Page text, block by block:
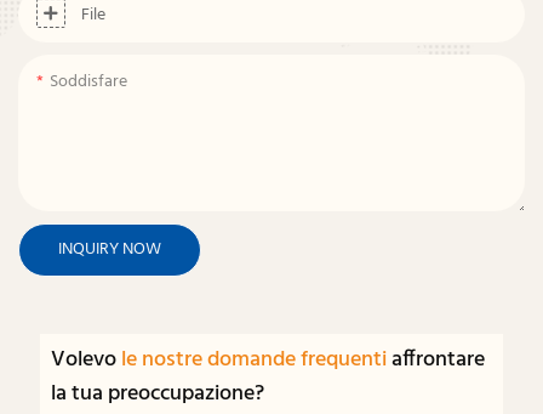
File
Soddisfare
INQUIRY NOW
Volevole nostre domande frequentiaffrontare
la tua preoccupazione?